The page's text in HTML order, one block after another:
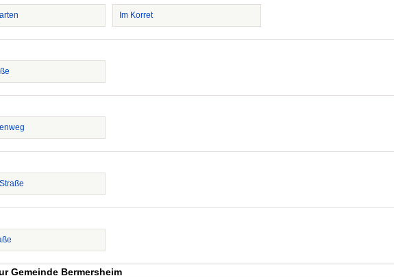
Im Korret
Gemeinde Bermersheim